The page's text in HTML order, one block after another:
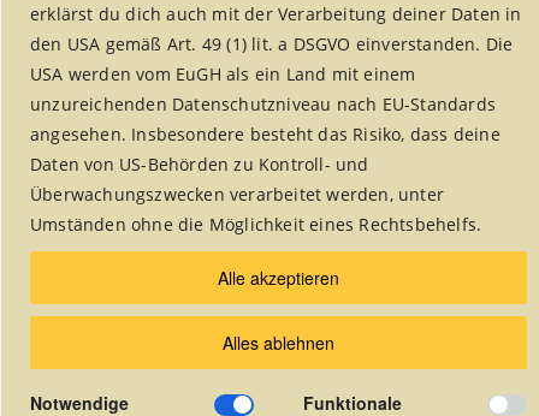
erklärst du dich auch mit der Verarbeitung deiner Daten in
den USA gemäß Art. 49 (1) lit. a DSGVO einverstanden. Die
USA werden vom EuGH als ein Land mit einem
unzureichenden Datenschutzniveau nach EU-Standards
angesehen. Insbesondere besteht das Risiko, dass deine
Daten von US-Behörden zu Kontroll- und
Überwachungszwecken verarbeitet werden, unter
Umständen ohne die Möglichkeit eines Rechtsbehelfs.
Alles ablehnen
Alle akzeptieren
Notwendige
Funktionale
Rubrik auswählen:
Couscous-Mango-Salat